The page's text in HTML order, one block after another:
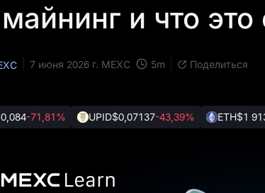
и что это
7 июня 2026 г. MEXC 5m Поделиться
-71,81% UPID$0,07137-43,39% ETH$1